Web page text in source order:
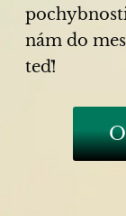
nám do
teď!